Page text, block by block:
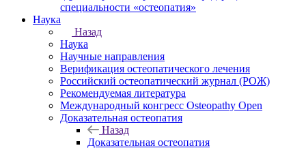
специальности «остеопатия»
Наука
Назад
Наука
Научные направления
Верификация остеопатического лечения
Российский остеопатический журнал (РОЖ)
Рекомендуемая литература
Международный конгресс Osteopathy Open
Доказательная остеопатия
Назад
Доказательная остеопатия